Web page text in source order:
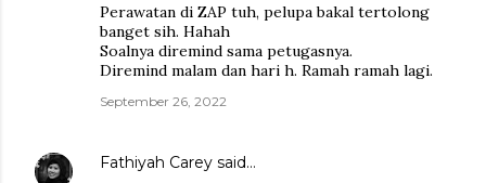
Perawatan di ZAP tuh, pelupa bakal tertolong
banget sih. Hahah
Soalnya diremind sama petugasnya.
Diremind malam dan hari h. Ramah ramah lagi.
September 26, 2022
Fathiyah Carey said…